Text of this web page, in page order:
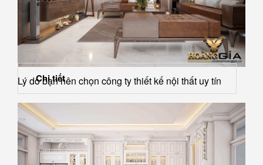
Lý do bạn nên chọn công ty thiết kế nội thất uy tín
Chi tiết